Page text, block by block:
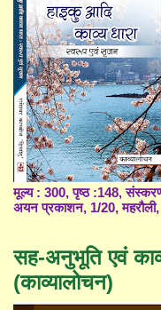
मूल्य : 300, पृष्ठ :148,
अयन प्रकाशन, 1/20,
सह-अनुभूति एवं
(काव्यालोचन)